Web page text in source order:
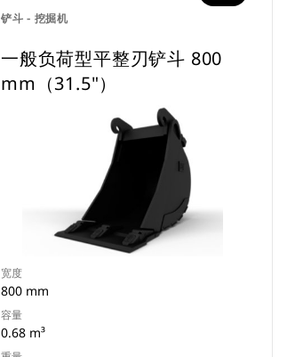
铲斗 - 挖掘机
一般负荷型平整刃铲斗 800
mm（31.5"）
宽度
800 mm
容量
0.68 m³